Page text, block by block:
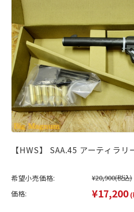
【HWS】 SAA.45 アーティラ
希望小売価格: ¥20,900(税込)
価格: ¥17,200